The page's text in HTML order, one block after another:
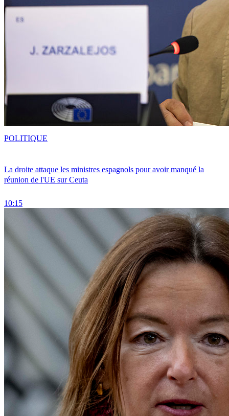
La droite attaque les ministres espagnols pour avoir manqué la
réunion de l'UE sur Ceuta
10:15
POLITIQUE